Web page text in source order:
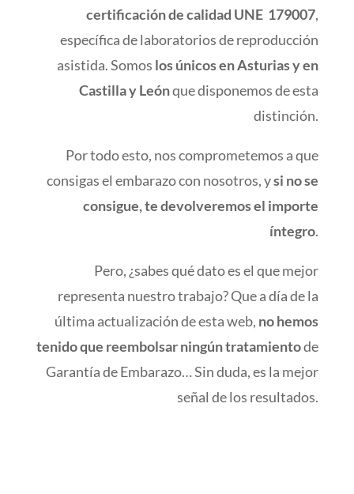
certificación de calidad UNE 179007,
específica de laboratorios de reproducción
asistida. Somos los únicos en Asturias y en
Castilla y Leónque disponemos de esta
distinción.
Por todo esto, nos comprometemos a que
consigas el embarazo con nosotros, ysi no se
consigue, te devolveremos el importe
íntegro.
Pero, ¿sabes qué dato es el que mejor
representa nuestro trabajo? Que a día de la
última actualización de esta web, no hemos
tenido que reembolsar ningún tratamientode
Garantía de Embarazo… Sin duda, es la mejor
señal de los resultados.